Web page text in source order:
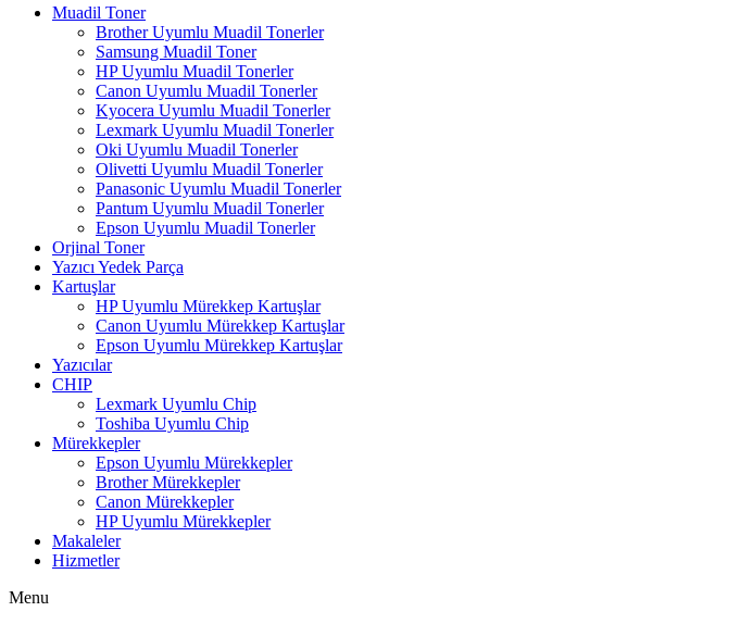
Muadil Toner
Brother Uyumlu Muadil Tonerler
Samsung Muadil Toner
HP Uyumlu Muadil Tonerler
Canon Uyumlu Muadil Tonerler
Kyocera Uyumlu Muadil Tonerler
Lexmark Uyumlu Muadil Tonerler
Oki Uyumlu Muadil Tonerler
Olivetti Uyumlu Muadil Tonerler
Panasonic Uyumlu Muadil Tonerler
Pantum Uyumlu Muadil Tonerler
Epson Uyumlu Muadil Tonerler
Orjinal Toner
Yazıcı Yedek Parça
Kartuşlar
HP Uyumlu Mürekkep Kartuşlar
Canon Uyumlu Mürekkep Kartuşlar
Epson Uyumlu Mürekkep Kartuşlar
Yazıcılar
CHIP
Lexmark Uyumlu Chip
Toshiba Uyumlu Chip
Mürekkepler
Epson Uyumlu Mürekkepler
Brother Mürekkepler
Canon Mürekkepler
HP Uyumlu Mürekkepler
Makaleler
Hizmetler
Menu